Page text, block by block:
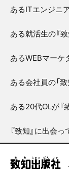
あるITエンジニ
ある就活生の『
あるWEBマーケ
ある会社員の「
ある20代OLが『
『致知』に出会